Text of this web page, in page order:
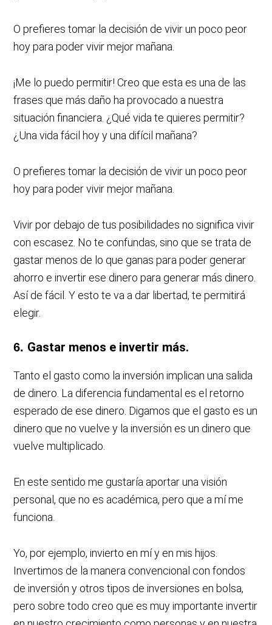
O prefieres tomar la decisión de vivir un poco peor
hoy para poder vivir mejor mañana.
¡Me lo puedo permitir! Creo que esta es una de las
frases que más daño ha provocado a nuestra
situación financiera. ¿Qué vida te quieres permitir?
¿Una vida fácil hoy y una difícil mañana?
O prefieres tomar la decisión de vivir un poco peor
hoy para poder vivir mejor mañana.
Vivir por debajo de tus posibilidades no significa vivir
con escasez. No te confundas, sino que se trata de
gastar menos de lo que ganas para poder generar
ahorro e invertir ese dinero para generar más dinero.
Así de fácil. Y esto te va a dar libertad, te permitirá
elegir.
6. Gastar menos e invertir más.
Tanto el gasto como la inversión implican una salida
de dinero. La diferencia fundamental es el retorno
esperado de ese dinero. Digamos que el gasto es un
dinero que no vuelve y la inversión es un dinero que
vuelve multiplicado.
En este sentido me gustaría aportar una visión
personal, que no es académica, pero que a mí me
funciona.
Yo, por ejemplo, invierto en mí y en mis hijos.
Invertimos de la manera convencional con fondos
de inversión y otros tipos de inversiones en bolsa,
pero sobre todo creo que es muy importante invertir